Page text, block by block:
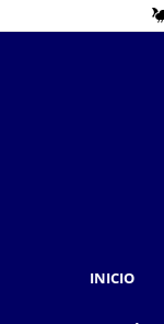
INICIO